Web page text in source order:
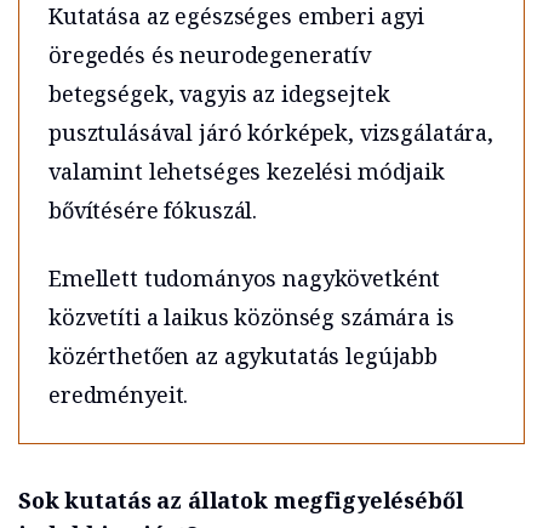
Kutatása az egészséges emberi agyi
öregedés és neurodegeneratív
betegségek, vagyis az idegsejtek
pusztulásával járó kórképek, vizsgálatára,
valamint lehetséges kezelési módjaik
bővítésére fókuszál.
Emellett tudományos nagykövetként
közvetíti a laikus közönség számára is
közérthetően az agykutatás legújabb
eredményeit.
Sok kutatás az állatok megfigyeléséből